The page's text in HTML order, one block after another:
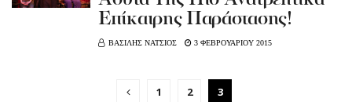
Επίκαιρης Παράστασης!
ΒΑΣΙΛΗΣ ΝΑΤΣΙΟΣ 3 ΦΕΒΡΟΥΑΡΙΟΥ 2015
1 2 3